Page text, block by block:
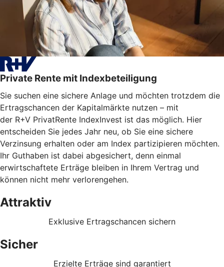
Private Rente mit Indexbeteiligung
Sie suchen eine sichere Anlage und möchten trotzdem die
Ertragschancen der Kapitalmärkte nutzen – mit
der R+V PrivatRente IndexInvest ist das möglich. Hier
entscheiden Sie jedes Jahr neu, ob Sie eine sichere
Verzinsung erhalten oder am Index partizipieren möchten.
Ihr Guthaben ist dabei abgesichert, denn einmal
erwirtschaftete Erträge bleiben in Ihrem Vertrag und
können nicht mehr verlorengehen.
Attraktiv
Exklusive Ertragschancen sichern
Sicher
Erzielte Erträge sind garantiert